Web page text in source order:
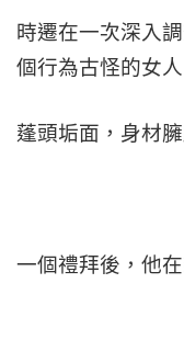
時遷在一次深入
個行為古怪的女人
蓬頭垢面，身材
一個禮拜後，他